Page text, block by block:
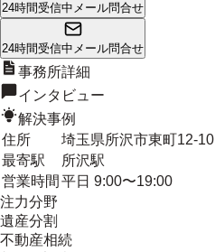
24時間受信中 メール問合せ
24時間受信中 メール問合せ
事務所詳細
インタビュー
解決事例
住所
埼玉県所沢市東町12-
最寄駅
所沢駅
営業時間 平日 9:00〜19:00
注力分野
遺産分割
不動産相続